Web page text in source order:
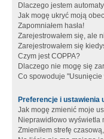
Dlaczego jestem
Jak mogę ukryć moją
Zapomniałem hasła!
Zarejestrowałem się, ale
Zarejestrowałem się
Czym jest COPPA?
Dlaczego nie mogę się
Co spowoduje
Preferencje i ustawienia
Jak mogę zmienić moje
Nieprawidłowo
Zmieniłem strefę